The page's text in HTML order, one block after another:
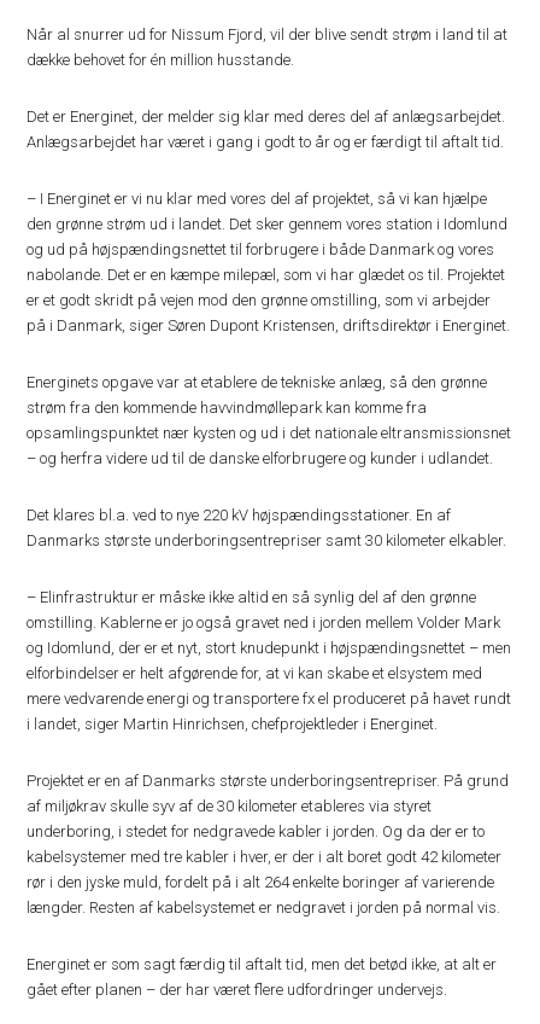
Når al snurrer ud for Nissum Fjord, vil der blive sendt strøm i land til at
dække behovet for én million husstande.
Det er Energinet, der melder sig klar med deres del af anlægsarbejdet.
Anlægsarbejdet har været i gang i godt to år og er færdigt til aftalt tid.
– I Energinet er vi nu klar med vores del af projektet, så vi kan hjælpe
den grønne strøm ud i landet. Det sker gennem vores station i Idomlund
og ud på højspændingsnettet til forbrugere i både Danmark og vores
nabolande. Det er en kæmpe milepæl, som vi har glædet os til. Projektet
er et godt skridt på vejen mod den grønne omstilling, som vi arbejder
på i Danmark, siger Søren Dupont Kristensen, driftsdirektør i Energinet.
Energinets opgave var at etablere de tekniske anlæg, så den grønne
strøm fra den kommende havvindmøllepark kan komme fra
opsamlingspunktet nær kysten og ud i det nationale eltransmissionsnet
– og herfra videre ud til de danske elforbrugere og kunder i udlandet.
Det klares bl.a. ved to nye 220 kV højspændingsstationer. En af
Danmarks største underboringsentrepriser samt 30 kilometer elkabler.
– Elinfrastruktur er måske ikke altid en så synlig del af den grønne
omstilling. Kablerne er jo også gravet ned i jorden mellem Volder Mark
og Idomlund, der er et nyt, stort knudepunkt i højspændingsnettet – men
elforbindelser er helt afgørende for, at vi kan skabe et elsystem med
mere vedvarende energi og transportere fx el produceret på havet rundt
i landet, siger Martin Hinrichsen, chefprojektleder i Energinet.
Projektet er en af Danmarks største underboringsentrepriser. På grund
af miljøkrav skulle syv af de 30 kilometer etableres via styret
underboring, i stedet for nedgravede kabler i jorden. Og da der er to
kabelsystemer med tre kabler i hver, er der i alt boret godt 42 kilometer
rør i den jyske muld, fordelt på i alt 264 enkelte boringer af varierende
længder. Resten af kabelsystemet er nedgravet i jorden på normal vis.
Energinet er som sagt færdig til aftalt tid, men det betød ikke, at alt er
gået efter planen – der har været flere udfordringer undervejs.